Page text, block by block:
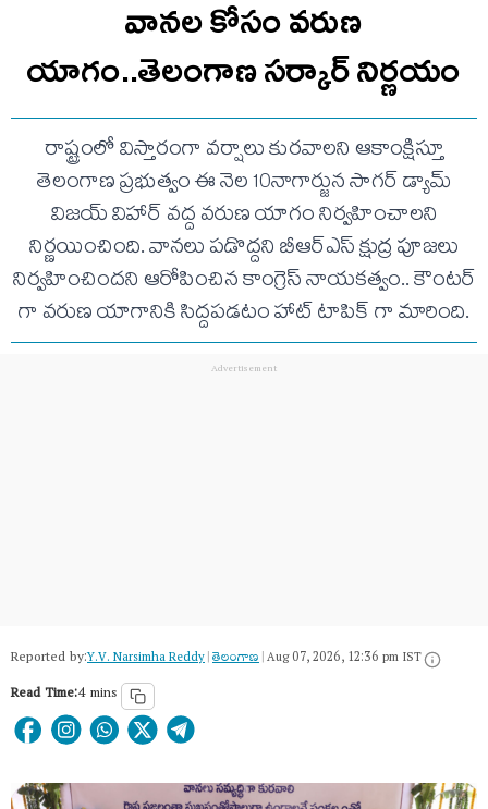
వానల కోసం వరుణ
యాగం..తెలంగాణ సర్కార్ నిర్ణయం
రాష్ట్రంలో విస్తారంగా వర్షాలు కురవాలని ఆకాంక్షిస్తూ
తెలంగాణ ప్రభుత్వం ఈ నెల 10నాగార్జున సాగర్ డ్యామ్
విజయ్ విహార్ వద్ద వరుణ యాగం నిర్వహించాలని
నిర్ణయించింది. వానలు పడొద్దని బీఆర్ఎస్ క్షుద్ర పూజలు
నిర్వహించిందని ఆరోపించిన కాంగ్రెస్ నాయకత్వం.. కౌంటర్
గా వరుణ యాగానికి సిద్దపడటం హాట్ టాపిక్ గా మారింది.
Reported by:Y.V. Narsimha Reddy|తెలంగాణ‌|Aug 07, 2026, 12:36 pm IST
Read Time:4 mins